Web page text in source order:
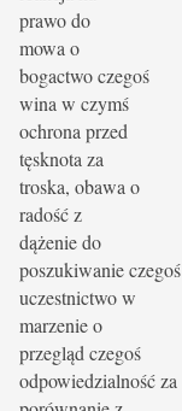
prawo do
mowa o
bogactwo czegoś
wina w czymś
ochrona przed
tęsknota za
troska, obawa o
radość z
dążenie do
poszukiwanie czegoś
uczestnictwo w
marzenie o
przegląd czegoś
odpowiedzialność za